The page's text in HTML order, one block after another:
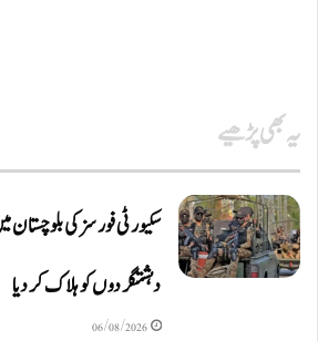
یہ بھی پڑھیے
دہشتگردوں کو ہلاک کردیا
06/08/2026